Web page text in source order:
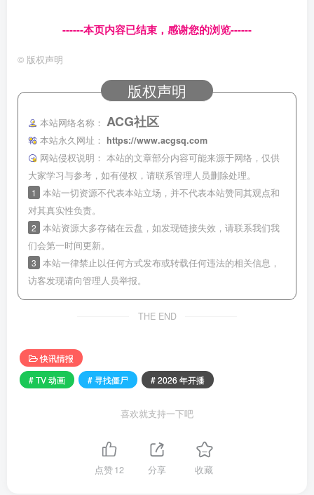
------本页内容已结束，感谢您的浏览------
© 版权声明
版权声明
本站网络名称： ACG社区
本站永久网址：
https://www.acgsq.com
网站侵权说明： 本站的文章部分内容可能来源于网络，仅供
大家学习与参考，如有侵权，请联系管理人员删除处理。
1
本站一切资源不代表本站立场，并不代表本站赞同其观点和
对其真实性负责。
2 本站资源大多存储在云盘，如发现链接失效，请联系我们我
们会第一时间更新。
3 本站一律禁止以任何方式发布或转载任何违法的相关信息，
访客发现请向管理人员举报。
THE END
快讯情报
# TV 动画
# 寻找僵尸 # 2026 年开播
喜欢就支持一下吧
点赞12 分享 收藏